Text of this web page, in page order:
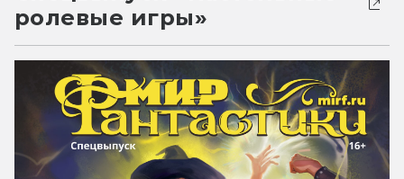
ролевые игры»